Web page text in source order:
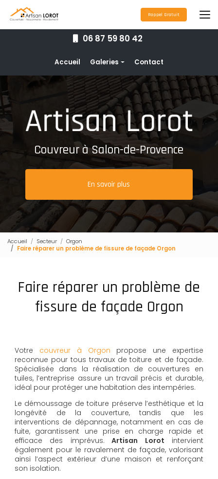
contenu
principal
06 87 59 80 42
Accueil Galeries
Couverture
Nettoyage toiture
Ravalement de façade
Étanchéité toiture
Maçonnerie
Pose de gouttières
Contact
Rappel Gratuit
Couvreur à Salon-de-Provence
En savoir plus
Accueil Secteur
Orgon
Faire réparer un problème de fissure de façade Orgon
Faire réparer un problème de
fissure de façade Orgon
Votre couvreur à Orgon propose une expertise
reconnue pour tous travaux de toiture et de façade.
Spécialisée dans la réalisation de couvertures en
tuiles, l’entreprise assure un travail précis et durable,
idéal pour protéger une habitation des intempéries.
Le démoussage de toiture préserve l’esthétique et la
longévité de la couverture, tandis que les
interventions de dépannage, notamment en cas de
fuite, garantissent une prise en charge rapide et
efficace des imprévus. Artisan Lorot intervient
également pour le ravalement de façade, valorisant
ainsi l’aspect extérieur d’une maison et renforçant
son isolation.